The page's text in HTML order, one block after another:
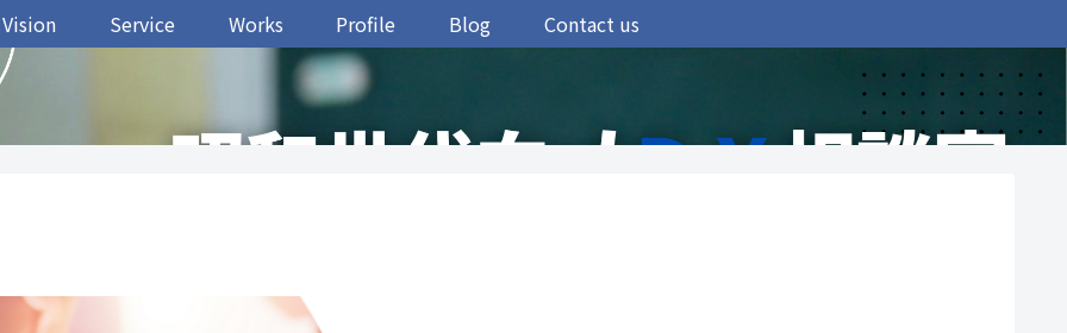
Vision Service Works Profile Blog Contact us